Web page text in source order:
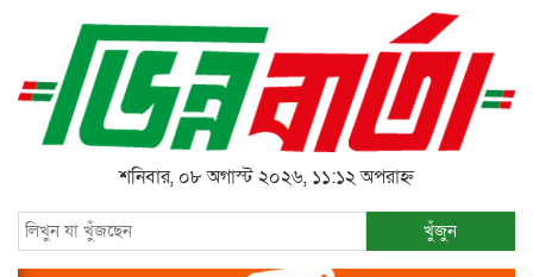
শনিবার, ০৮ অগাস্ট ২০২৬, ১১:১২ অপরাহ্ন
খুঁজুন